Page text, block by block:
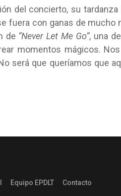
del concierto, su
fuera con ganas de mucho
de “Never Let Me Go”, una
momentos mágicos.
será que queríamos que
Equipo EPDLT Contacto